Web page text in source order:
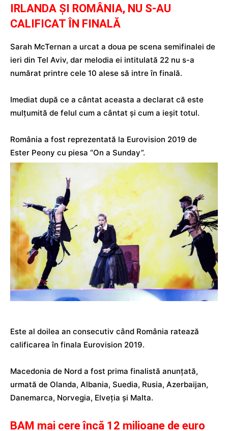
IRLANDA ȘI ROMÂNIA, NU S-AU
CALIFICAT ÎN FINALĂ
Sarah McTernan a urcat a doua pe scena semifinalei de
ieri din Tel Aviv, dar melodia ei intitulată 22 nu s-a
numărat printre cele 10 alese să intre în finală.
Imediat după ce a cântat aceasta a declarat că este
mulțumită de felul cum a cântat și cum a ieșit totul.
România a fost reprezentată la Eurovision 2019 de
Ester Peony cu piesa “On a Sunday”.
Este al doilea an consecutiv când România ratează
calificarea în finala Eurovision 2019.
Macedonia de Nord a fost prima finalistă anunțată,
urmată de Olanda, Albania, Suedia, Rusia, Azerbaijan,
Danemarca, Norvegia, Elveția şi Malta.
BAM mai cere încă 12 milioane de euro